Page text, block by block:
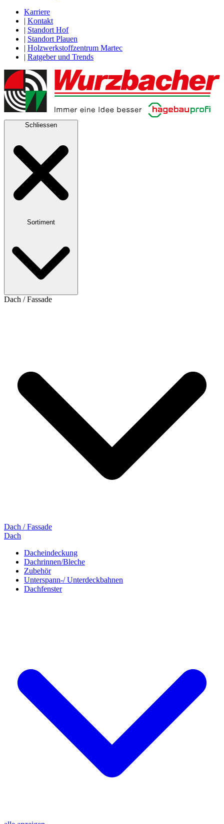
Karriere
| Kontakt
| Standort Hof
| Standort Plauen
| Holzwerkstoffzentrum Martec
| Ratgeber und Trends
Schliessen
Sortiment
Dach / Fassade
Dach / Fassade
Dach
Dacheindeckung
Dachrinnen/Bleche
Zubehör
Unterspann-/ Unterdeckbahnen
Dachfenster